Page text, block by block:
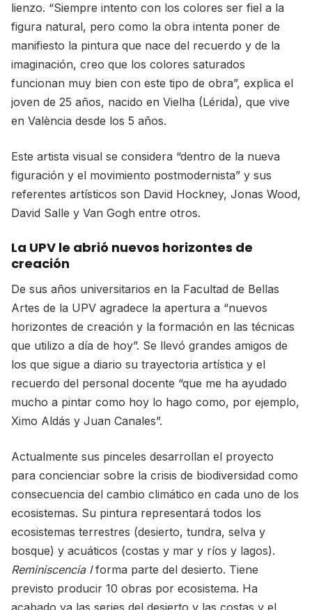
lienzo. “Siempre intento con los colores ser fiel a la
figura natural, pero como la obra intenta poner de
manifiesto la pintura que nace del recuerdo y de la
imaginación, creo que los colores saturados
funcionan muy bien con este tipo de obra”, explica el
joven de 25 años, nacido en Vielha (Lérida), que vive
en València desde los 5 años.
Este artista visual se considera “dentro de la nueva
figuración y el movimiento postmodernista” y sus
referentes artísticos son David Hockney, Jonas Wood,
David Salle y Van Gogh entre otros.
La UPV le abrió nuevos horizontes de
creación
De sus años universitarios en la Facultad de Bellas
Artes de la UPV agradece la apertura a “nuevos
horizontes de creación y la formación en las técnicas
que utilizo a día de hoy”. Se llevó grandes amigos de
los que sigue a diario su trayectoria artística y el
recuerdo del personal docente “que me ha ayudado
mucho a pintar como hoy lo hago como, por ejemplo,
Ximo Aldás y Juan Canales”.
Actualmente sus pinceles desarrollan el proyecto
para concienciar sobre la crisis de biodiversidad como
consecuencia del cambio climático en cada uno de los
ecosistemas. Su pintura representará todos los
ecosistemas terrestres (desierto, tundra, selva y
bosque) y acuáticos (costas y mar y ríos y lagos).
Reminiscencia Iforma parte del desierto. Tiene
previsto producir 10 obras por ecosistema. Ha
acabado ya las series del desierto y las costas y el